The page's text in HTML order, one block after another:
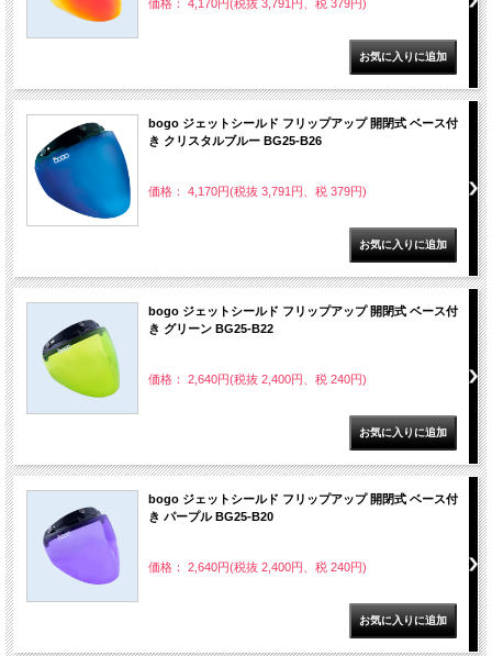
価格： 4,170円(税抜 3,791円、税 379円)
bogo ジェットシールド フリップアップ 開閉式 ベース付
き クリスタルブルー BG25-B26
価格： 4,170円(税抜 3,791円、税 379円)
bogo ジェットシールド フリップアップ 開閉式 ベース付
き グリーン BG25-B22
価格： 2,640円(税抜 2,400円、税 240円)
bogo ジェットシールド フリップアップ 開閉式 ベース付
き パープル BG25-B20
価格： 2,640円(税抜 2,400円、税 240円)